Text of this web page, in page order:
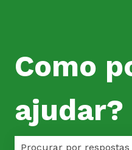
Como
ajudar?